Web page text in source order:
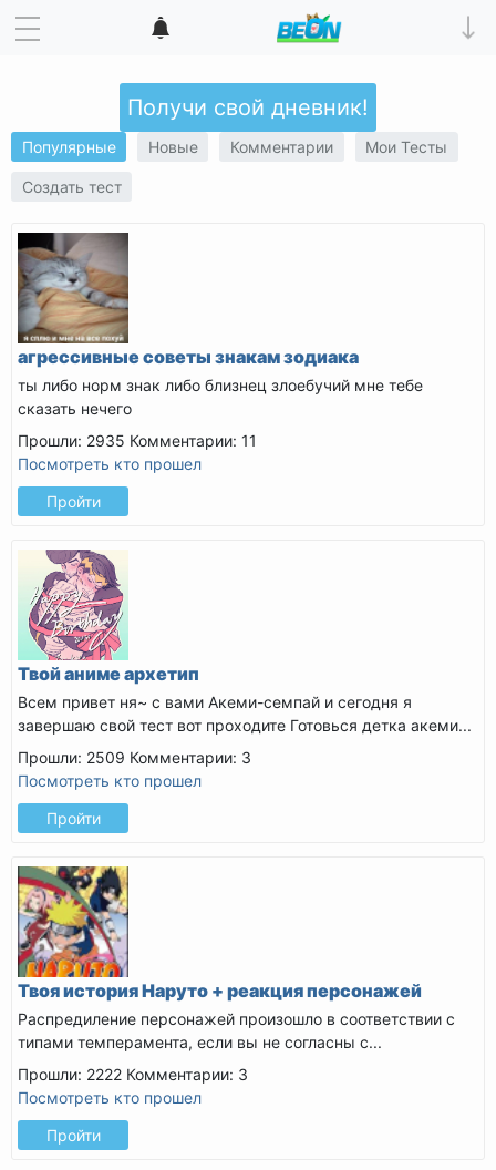
Получи свой дневник!
Популярные Новые Комментарии Мои Тесты
Создать тест
агрессивные советы знакам зодиака
ты либо норм знак либо близнец злоебучий мне тебе
сказать нечего
Прошли: 2935 Комментарии: 11
Посмотреть кто прошел
Пройти
Твой аниме архетип
Всем привет ня~ с вами Акеми-семпай и сегодня я
завершаю свой тест вот проходите Готовься детка акеми...
Прошли: 2509 Комментарии: 3
Посмотреть кто прошел
Пройти
Твоя история Наруто + реакция персонажей
Распредиление персонажей произошло в соответствии с
типами темперамента, если вы не согласны с...
Прошли: 2222 Комментарии: 3
Посмотреть кто прошел
Пройти